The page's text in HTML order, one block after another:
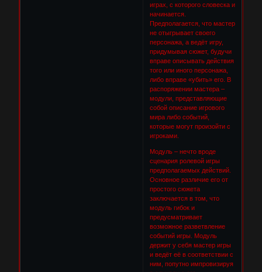
играх, с которого словеска и
начинается.
Предполагается, что мастер
не отыгрывает своего
персонажа, а ведёт игру,
придумывая сюжет, будучи
вправе описывать действия
того или иного персонажа,
либо вправе «убить» его. В
распоряжении мастера –
модули, представляющие
собой описание игрового
мира либо событий,
которые могут произойти с
игроками.
Модуль – нечто вроде
сценария ролевой игры
предполагаемых действий.
Основное различие его от
простого сюжета
заключается в том, что
модуль гибок и
предусматривает
возможное разветвление
событий игры. Модуль
держит у себя мастер игры
и ведёт её в соответствии с
ним, попутно импровизируя